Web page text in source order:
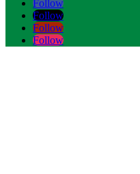
Follow
Follow
Follow
Follow